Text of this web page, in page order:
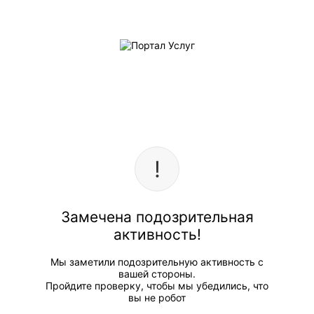
Замечена подозрительная
активность!
Мы заметили подозрительную активность с
вашей стороны.
Пройдите проверку, чтобы мы убедились, что
вы не робот